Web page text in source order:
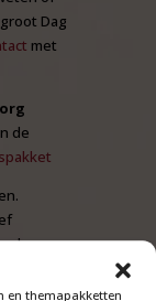
en themapakketten
Dag
met
de